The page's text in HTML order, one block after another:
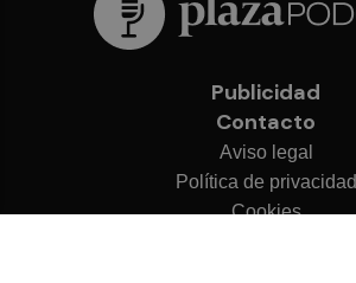
Publicidad
Contacto
Aviso legal
Política de privacidad
Cookies